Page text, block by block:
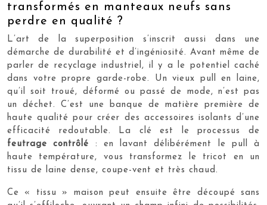
transformés en manteaux neufs sans
perdre en qualité ?
L’art de la superposition s’inscrit aussi dans une
démarche de durabilité et d’ingéniosité. Avant même de
parler de recyclage industriel, il y a le potentiel caché
dans votre propre garde-robe. Un vieux pull en laine,
qu’il soit troué, déformé ou passé de mode, n’est pas
un déchet. C’est une banque de matière première de
haute qualité pour créer des accessoires isolants d’une
efficacité redoutable. La clé est le processus de
feutrage contrôlé : en lavant délibérément le pull à
haute température, vous transformez le tricot en un
tissu de laine dense, coupe-vent et très chaud.
Ce « tissu » maison peut ensuite être découpé sans